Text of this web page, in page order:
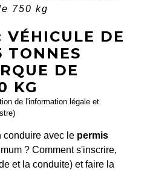
750 kg
VÉHICULE DE
TONNES
DE
KG
de l'information légale et
conduire avec le permis
? Comment s'inscrire,
et la conduite) et faire la